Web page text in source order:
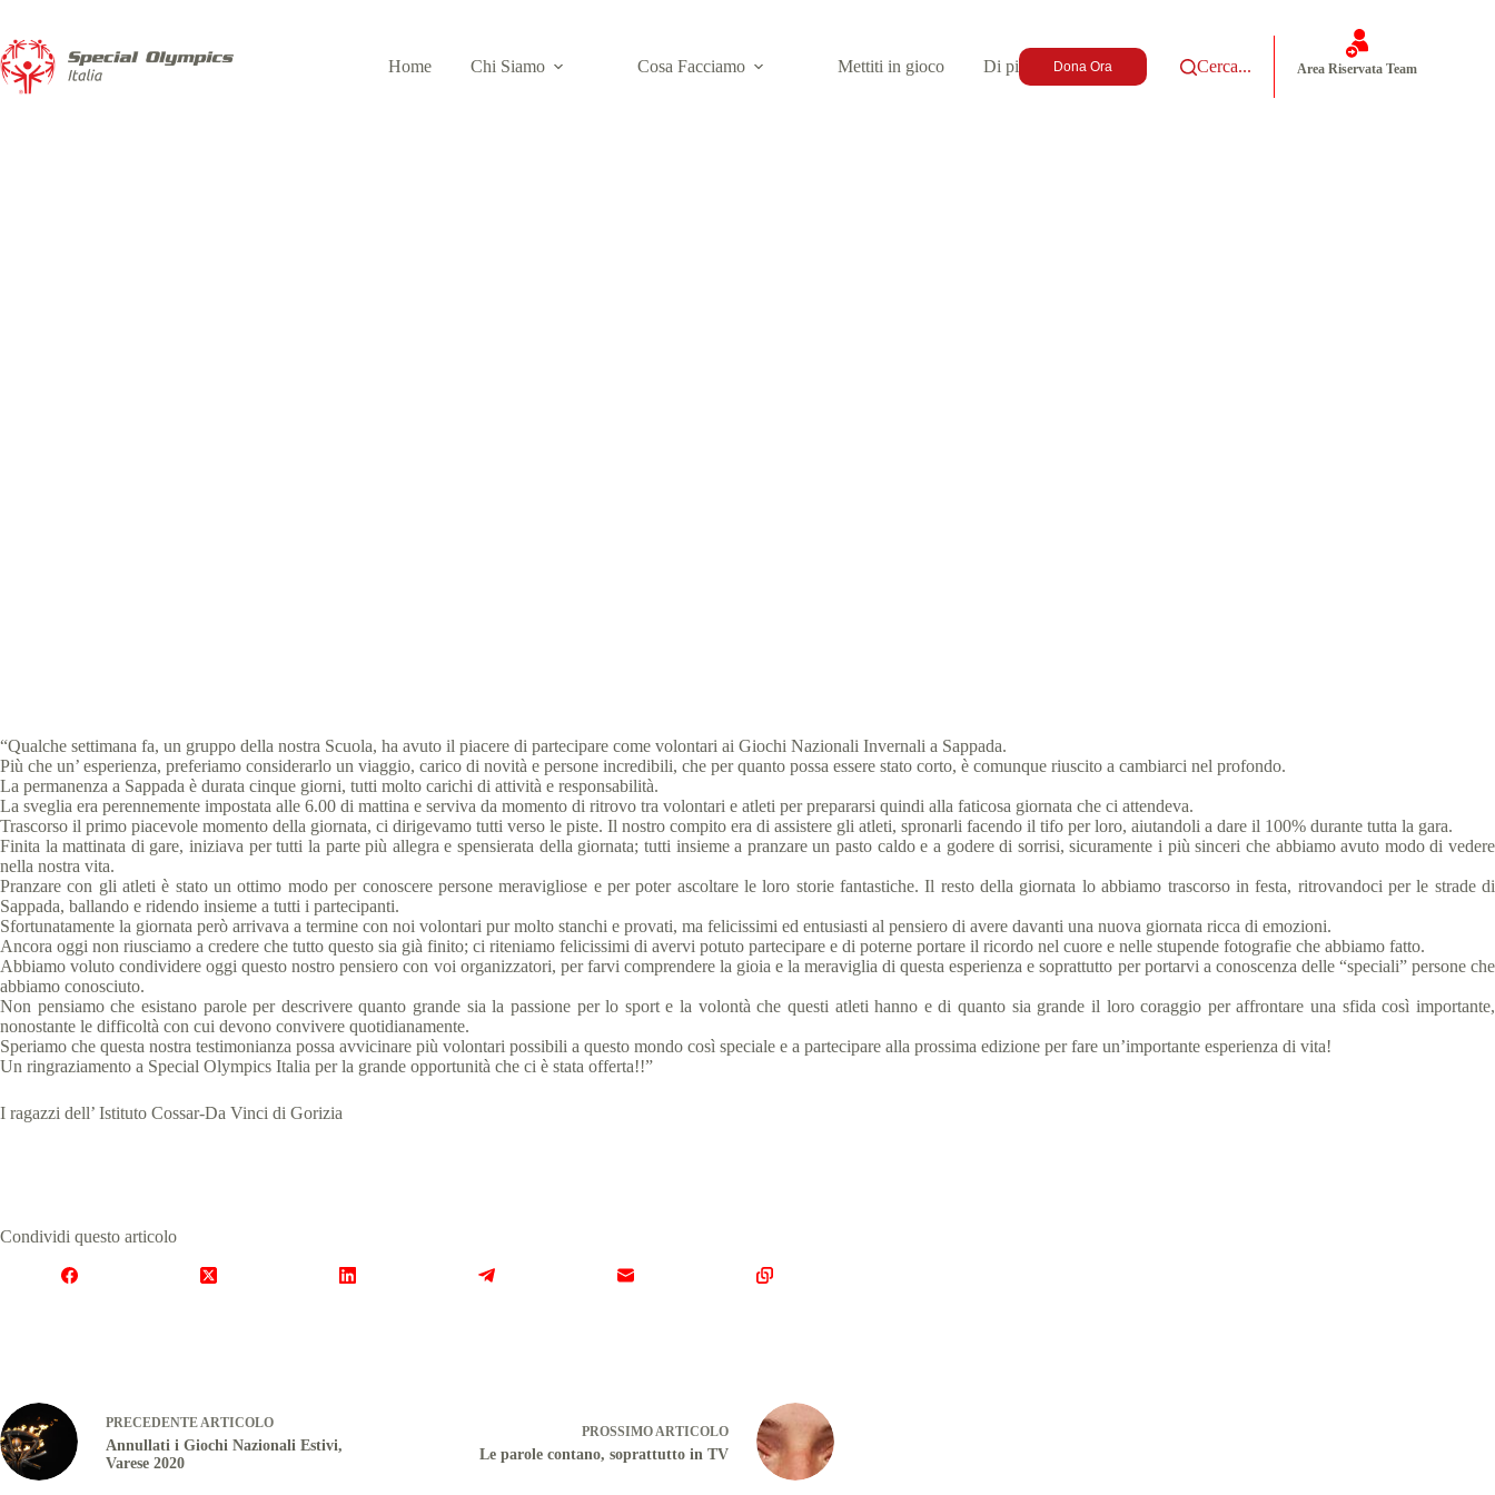
Home Chi Siamo Cosa Facciamo Mettiti in gioco Di più Dona Ora Cerca... Area Riservata Team
“Qualche settimana fa, un gruppo della nostra Scuola, ha avuto il piacere di partecipare come volontari ai Giochi Nazionali Invernali a Sappada.
Più che un’ esperienza, preferiamo considerarlo un viaggio, carico di novità e persone incredibili, che per quanto possa essere stato corto, è comunque riuscito a cambiarci nel profondo.
La permanenza a Sappada è durata cinque giorni, tutti molto carichi di attività e responsabilità.
La sveglia era perennemente impostata alle 6.00 di mattina e serviva da momento di ritrovo tra volontari e atleti per prepararsi quindi alla faticosa giornata che ci attendeva.
Trascorso il primo piacevole momento della giornata, ci dirigevamo tutti verso le piste. Il nostro compito era di assistere gli atleti, spronarli facendo il tifo per loro, aiutandoli a dare il 100% durante tutta la gara.
Finita la mattinata di gare, iniziava per tutti la parte più allegra e spensierata della giornata; tutti insieme a pranzare un pasto caldo e a godere di sorrisi, sicuramente i più sinceri che abbiamo avuto modo di vedere
nella nostra vita.
Pranzare con gli atleti è stato un ottimo modo per conoscere persone meravigliose e per poter ascoltare le loro storie fantastiche. Il resto della giornata lo abbiamo trascorso in festa, ritrovandoci per le strade di
Sappada, ballando e ridendo insieme a tutti i partecipanti.
Sfortunatamente la giornata però arrivava a termine con noi volontari pur molto stanchi e provati, ma felicissimi ed entusiasti al pensiero di avere davanti una nuova giornata ricca di emozioni.
Ancora oggi non riusciamo a credere che tutto questo sia già finito; ci riteniamo felicissimi di avervi potuto partecipare e di poterne portare il ricordo nel cuore e nelle stupende fotografie che abbiamo fatto.
Abbiamo voluto condividere oggi questo nostro pensiero con voi organizzatori, per farvi comprendere la gioia e la meraviglia di questa esperienza e soprattutto per portarvi a conoscenza delle “speciali” persone che
abbiamo conosciuto.
Non pensiamo che esistano parole per descrivere quanto grande sia la passione per lo sport e la volontà che questi atleti hanno e di quanto sia grande il loro coraggio per affrontare una sfida così importante,
nonostante le difficoltà con cui devono convivere quotidianamente.
Speriamo che questa nostra testimonianza possa avvicinare più volontari possibili a questo mondo così speciale e a partecipare alla prossima edizione per fare un’importante esperienza di vita!
Un ringraziamento a Special Olympics Italia per la grande opportunità che ci è stata offerta!!”
I ragazzi dell’ Istituto Cossar-Da Vinci di Gorizia
Condividi questo articolo
PRECEDENTE ARTICOLO
Annullati i Giochi Nazionali Estivi,
Varese 2020
PROSSIMO ARTICOLO
Le parole contano, soprattutto in TV